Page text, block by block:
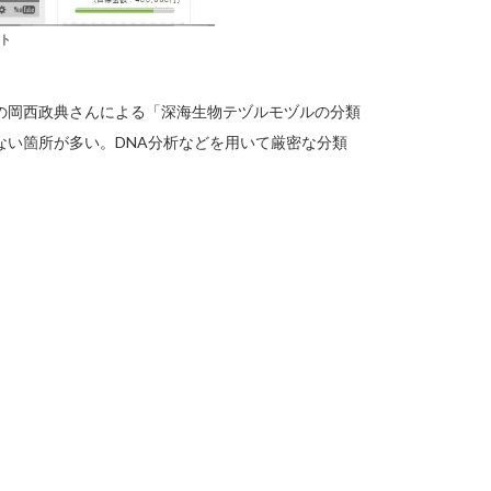
西政典さんによる「深海生物テヅルモヅルの分類
箇所が多い。DNA分析などを用いて厳密な分類